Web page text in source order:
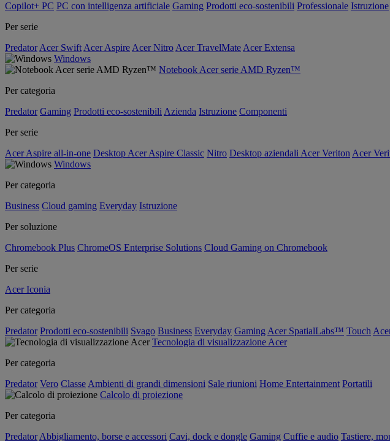
Copilot+ PC PC con intelligenza artificiale Gaming Prodotti eco-sostenibili Professionale Istruzione
Per serie
Predator Acer Swift Acer Aspire Acer Nitro Acer TravelMate Acer Extensa
Windows
Notebook Acer serie AMD Ryzen™
Per categoria
Predator Gaming Prodotti eco-sostenibili Azienda Istruzione Componenti
Per serie
Acer Aspire all-in-one Desktop Acer Aspire Classic Nitro Desktop aziendali Acer Veriton Acer
Windows
Per categoria
Business Cloud gaming Everyday Istruzione
Per soluzione
Chromebook Plus ChromeOS Enterprise Solutions Cloud Gaming on Chromebook
Per serie
Acer Iconia
Per categoria
Predator Prodotti eco-sostenibili Svago Business Everyday Gaming Acer SpatialLabs™ Touch
Tecnologia di visualizzazione Acer
Per categoria
Predator Vero Classe Ambienti di grandi dimensioni Sale riunioni Home Entertainment Portatili
Calcolo di proiezione
Per categoria
Predator Abbigliamento, borse e accessori Cavi, dock e dongle Gaming Cuffie e audio Tastiere,